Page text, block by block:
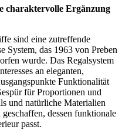
charaktervolle Ergänzung
sind eine zutreffende
System, das 1963 von Preben
wurde. Das Regalsystem
an eleganten,
Funktionalität
für Proportionen und
und natürliche Materialien
dessen funktionale
passt.